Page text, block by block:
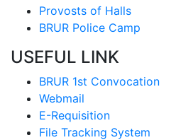
Provosts of Halls
BRUR Police Camp
USEFUL LINK
BRUR 1st Convocation
Webmail
E-Requisition
File Tracking System